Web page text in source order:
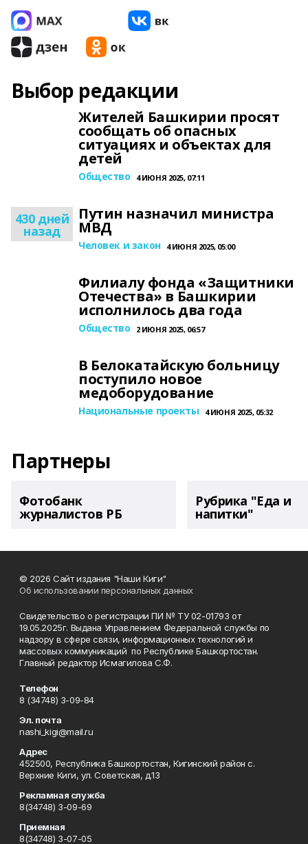
Выбор редакции
Жителей Башкирии просят
сообщать об опасных
ситуациях и объектах для
детей
Общество 4 ИЮНЯ 2025, 07:11
430 дней
назад
Путин назначил министра
МВД
Человек и закон 4 ИЮНЯ 2025, 05:00
Филиалу фонда «Защитники
Отечества» в Башкирии
исполнилось два года
Общество 2 ИЮНЯ 2025, 06:57
В Белокатайскую больницу
поступило новое
медоборудование
Национальные проекты 4 ИЮНЯ 2025, 05:32
Партнеры
Фотобанк
журналистов РБ
Рубрика "Еда и
напитки"
© 2026 Сайт издания "Наши Киги"
Об использовании персональных данных
Свидетельство о регистрации ПИ № ТУ 02-01793 от
19.05.2025г. Выдана Управлением Федеральной службы по
надзору в сфере связи, информационных технологий и
массовых коммуникаций по Республике Башкортостан.
Главный редактор Исмагилова С.Ф.
Телефон
8 (34748) 3-09-84
Эл. почта
nashi_kigi@mail.ru
Адрес
452500, Республика Башкортостан, Кигинский район с.
Верхние Киги, ул. Советская, д.13
Рекламная служба
8(34748) 3-09-69
Приемная
8(34748) 3-07-05